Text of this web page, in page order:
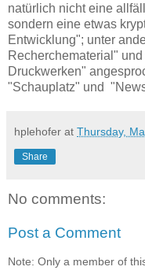
natürlich nicht eine
sondern eine etwas
Entwicklung"; unter
Recherchematerial"
Druckwerken"
"Schauplatz" und
hplehofer at Thursday,
Share
No comments:
Post a Comment
Note: Only a member of